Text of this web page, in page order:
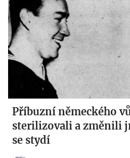
Příbuzní německého
sterilizovali a změnili
se stydí